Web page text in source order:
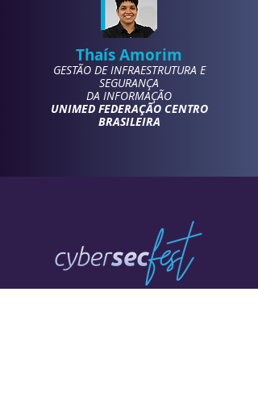
Thaís Amorim
GESTÃO DEINFRAESTRUTURA E
SEGURANÇA
DA INFORMAÇÃO
UNIMED FEDERAÇÃO CENTRO
BRASILEIRA